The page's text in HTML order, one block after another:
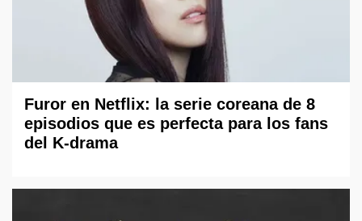
Furor en Netflix: la serie coreana de 8
episodios que es perfecta para los fans
del K-drama